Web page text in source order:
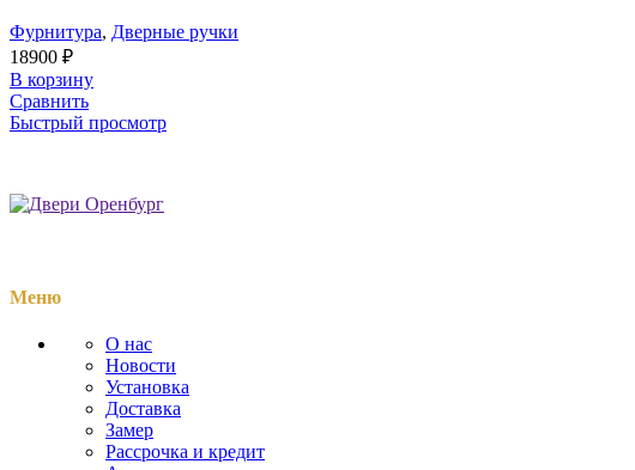
Фурнитура, Дверные ручки
18900 ₽
В корзину
Сравнить
Быстрый просмотр
Меню
О нас
Новости
Установка
Доставка
Замер
Рассрочка и кредит